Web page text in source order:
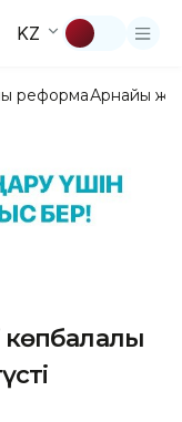
KZ
реформаАрнайы
көпбалалы